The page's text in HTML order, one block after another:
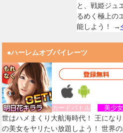
と、戦姫ジュ
るめく極上の
能しよう！ →
●ハーレムオブパイレーツ
カードバトル 美少
世はハメまくり大航海時代！ 王にな
の美女をヤリたい放題しよう！ 世界